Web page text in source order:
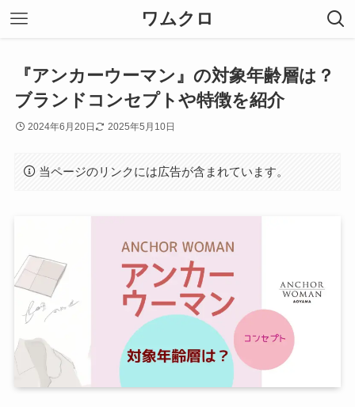
ワムクロ
『アンカーウーマン』の対象年齢層は？
ブランドコンセプトや特徴を紹介
2024年6月20日 2025年5月10日
当ページのリンクには広告が含まれています。